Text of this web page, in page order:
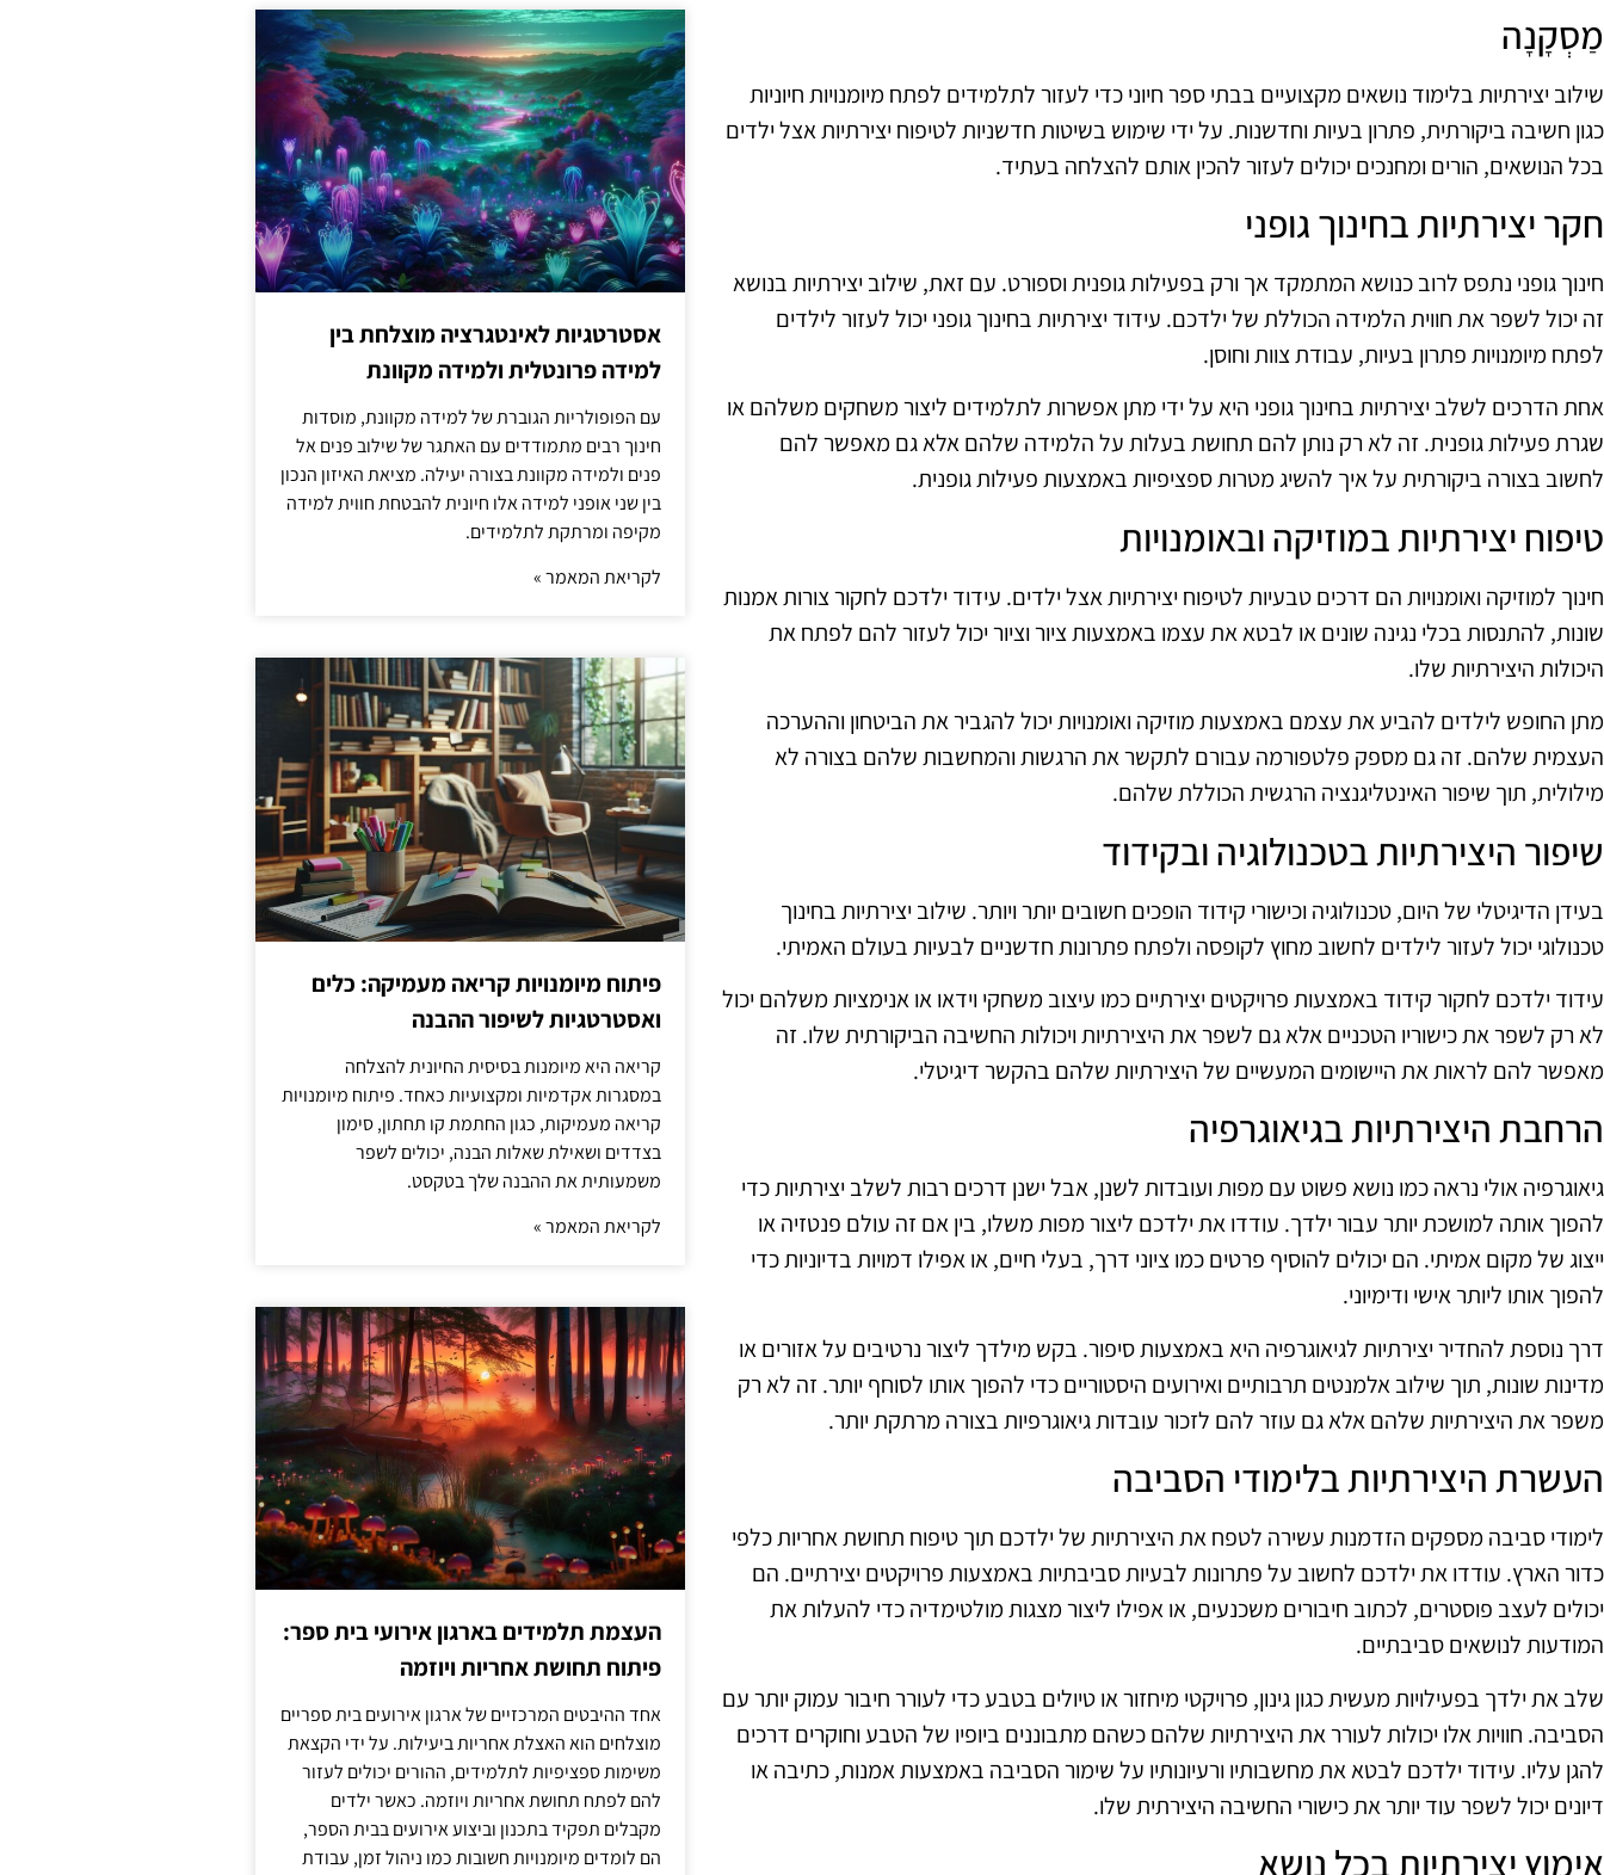
מַסְקָנָה
שילוב יצירתיות בלימוד נושאים מקצועיים בבתי ספר חיוני כדי לעזור לתלמידים לפתח מיומנויות חיוניות
כגון חשיבה ביקורתית, פתרון בעיות וחדשנות. על ידי שימוש בשיטות חדשניות לטיפוח יצירתיות אצל ילדים
בכל הנושאים, הורים ומחנכים יכולים לעזור להכין אותם להצלחה בעתיד.
חקר יצירתיות בחינוך גופני
חינוך גופני נתפס לרוב כנושא המתמקד אך ורק בפעילות גופנית וספורט. עם זאת, שילוב יצירתיות בנושא
זה יכול לשפר את חווית הלמידה הכוללת של ילדכם. עידוד יצירתיות בחינוך גופני יכול לעזור לילדים
לפתח מיומנויות פתרון בעיות, עבודת צוות וחוסן.
אחת הדרכים לשלב יצירתיות בחינוך גופני היא על ידי מתן אפשרות לתלמידים ליצור משחקים משלהם או
שגרת פעילות גופנית. זה לא רק נותן להם תחושת בעלות על הלמידה שלהם אלא גם מאפשר להם
לחשוב בצורה ביקורתית על איך להשיג מטרות ספציפיות באמצעות פעילות גופנית.
טיפוח יצירתיות במוזיקה ובאומנויות
חינוך למוזיקה ואומנויות הם דרכים טבעיות לטיפוח יצירתיות אצל ילדים. עידוד ילדכם לחקור צורות אמנות
שונות, להתנסות בכלי נגינה שונים או לבטא את עצמו באמצעות ציור וציור יכול לעזור להם לפתח את
היכולות היצירתיות שלו.
מתן החופש לילדים להביע את עצמם באמצעות מוזיקה ואומנויות יכול להגביר את הביטחון וההערכה
העצמית שלהם. זה גם מספק פלטפורמה עבורם לתקשר את הרגשות והמחשבות שלהם בצורה לא
מילולית, תוך שיפור האינטליגנציה הרגשית הכוללת שלהם.
שיפור היצירתיות בטכנולוגיה ובקידוד
בעידן הדיגיטלי של היום, טכנולוגיה וכישורי קידוד הופכים חשובים יותר ויותר. שילוב יצירתיות בחינוך
טכנולוגי יכול לעזור לילדים לחשוב מחוץ לקופסה ולפתח פתרונות חדשניים לבעיות בעולם האמיתי.
עידוד ילדכם לחקור קידוד באמצעות פרויקטים יצירתיים כמו עיצוב משחקי וידאו או אנימציות משלהם יכול
לא רק לשפר את כישוריו הטכניים אלא גם לשפר את היצירתיות ויכולות החשיבה הביקורתית שלו. זה
מאפשר להם לראות את היישומים המעשיים של היצירתיות שלהם בהקשר דיגיטלי.
הרחבת היצירתיות בגיאוגרפיה
גיאוגרפיה אולי נראה כמו נושא פשוט עם מפות ועובדות לשנן, אבל ישנן דרכים רבות לשלב יצירתיות כדי
להפוך אותה למושכת יותר עבור ילדך. עודדו את ילדכם ליצור מפות משלו, בין אם זה עולם פנטזיה או
ייצוג של מקום אמיתי. הם יכולים להוסיף פרטים כמו ציוני דרך, בעלי חיים, או אפילו דמויות בדיוניות כדי
להפוך אותו ליותר אישי ודימיוני.
דרך נוספת להחדיר יצירתיות לגיאוגרפיה היא באמצעות סיפור. בקש מילדך ליצור נרטיבים על אזורים או
מדינות שונות, תוך שילוב אלמנטים תרבותיים ואירועים היסטוריים כדי להפוך אותו לסוחף יותר. זה לא רק
משפר את היצירתיות שלהם אלא גם עוזר להם לזכור עובדות גיאוגרפיות בצורה מרתקת יותר.
העשרת היצירתיות בלימודי הסביבה
לימודי סביבה מספקים הזדמנות עשירה לטפח את היצירתיות של ילדכם תוך טיפוח תחושת אחריות כלפי
כדור הארץ. עודדו את ילדכם לחשוב על פתרונות לבעיות סביבתיות באמצעות פרויקטים יצירתיים. הם
יכולים לעצב פוסטרים, לכתוב חיבורים משכנעים, או אפילו ליצור מצגות מולטימדיה כדי להעלות את
המודעות לנושאים סביבתיים.
שלב את ילדך בפעילויות מעשית כגון גינון, פרויקטי מיחזור או טיולים בטבע כדי לעורר חיבור עמוק יותר עם
הסביבה. חוויות אלו יכולות לעורר את היצירתיות שלהם כשהם מתבוננים ביופיו של הטבע וחוקרים דרכים
להגן עליו. עידוד ילדכם לבטא את מחשבותיו ורעיונותיו על שימור הסביבה באמצעות אמנות, כתיבה או
דיונים יכול לשפר עוד יותר את כישורי החשיבה היצירתית שלו.
אימוץ יצירתיות בכל נושא
אסטרטגיות לאינטגרציה מוצלחת בין
למידה פרונטלית ולמידה מקוונת
עם הפופולריות הגוברת של למידה מקוונת, מוסדות
חינוך רבים מתמודדים עם האתגר של שילוב פנים אל
פנים ולמידה מקוונת בצורה יעילה. מציאת האיזון הנכון
בין שני אופני למידה אלו חיונית להבטחת חווית למידה
מקיפה ומרתקת לתלמידים.
לקריאת המאמר »
פיתוח מיומנויות קריאה מעמיקה: כלים
ואסטרטגיות לשיפור ההבנה
קריאה היא מיומנות בסיסית החיונית להצלחה
במסגרות אקדמיות ומקצועיות כאחד. פיתוח מיומנויות
קריאה מעמיקות, כגון החתמת קו תחתון, סימון
בצדדים ושאילת שאלות הבנה, יכולים לשפר
משמעותית את ההבנה שלך בטקסט.
לקריאת המאמר »
העצמת תלמידים בארגון אירועי בית ספר:
פיתוח תחושת אחריות ויוזמה
אחד ההיבטים המרכזיים של ארגון אירועים בית ספריים
מוצלחים הוא האצלת אחריות ביעילות. על ידי הקצאת
משימות ספציפיות לתלמידים, ההורים יכולים לעזור
להם לפתח תחושת אחריות ויוזמה. כאשר ילדים
מקבלים תפקיד בתכנון וביצוע אירועים בבית הספר,
הם לומדים מיומנויות חשובות כמו ניהול זמן, עבודת